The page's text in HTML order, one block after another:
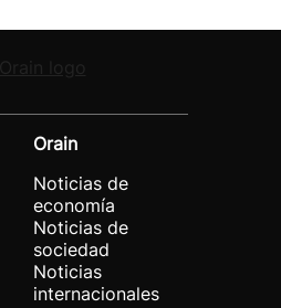
Orain
Noticias de
economía
Noticias de
sociedad
Noticias
internacionales